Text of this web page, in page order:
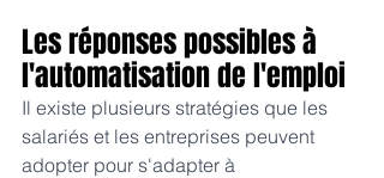
Les réponses possibles à
l'automatisation de l'emploi
Il existe plusieurs stratégies que les
salariés et les entreprises peuvent
adopter pour s'adapter à